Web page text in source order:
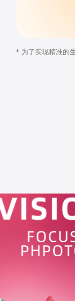
* 为了实现精准的